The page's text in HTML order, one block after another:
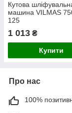
Кутова
машина VILMAS
125
1 013 ₴
Купити
Про нас
100%